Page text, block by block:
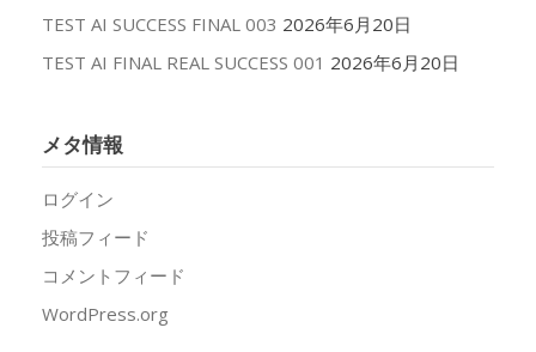
TEST AI SUCCESS FINAL 003 2026年6月20日
TEST AI FINAL REAL SUCCESS 001 2026年6月20日
メタ情報
ログイン
投稿フィード
コメントフィード
WordPress.org